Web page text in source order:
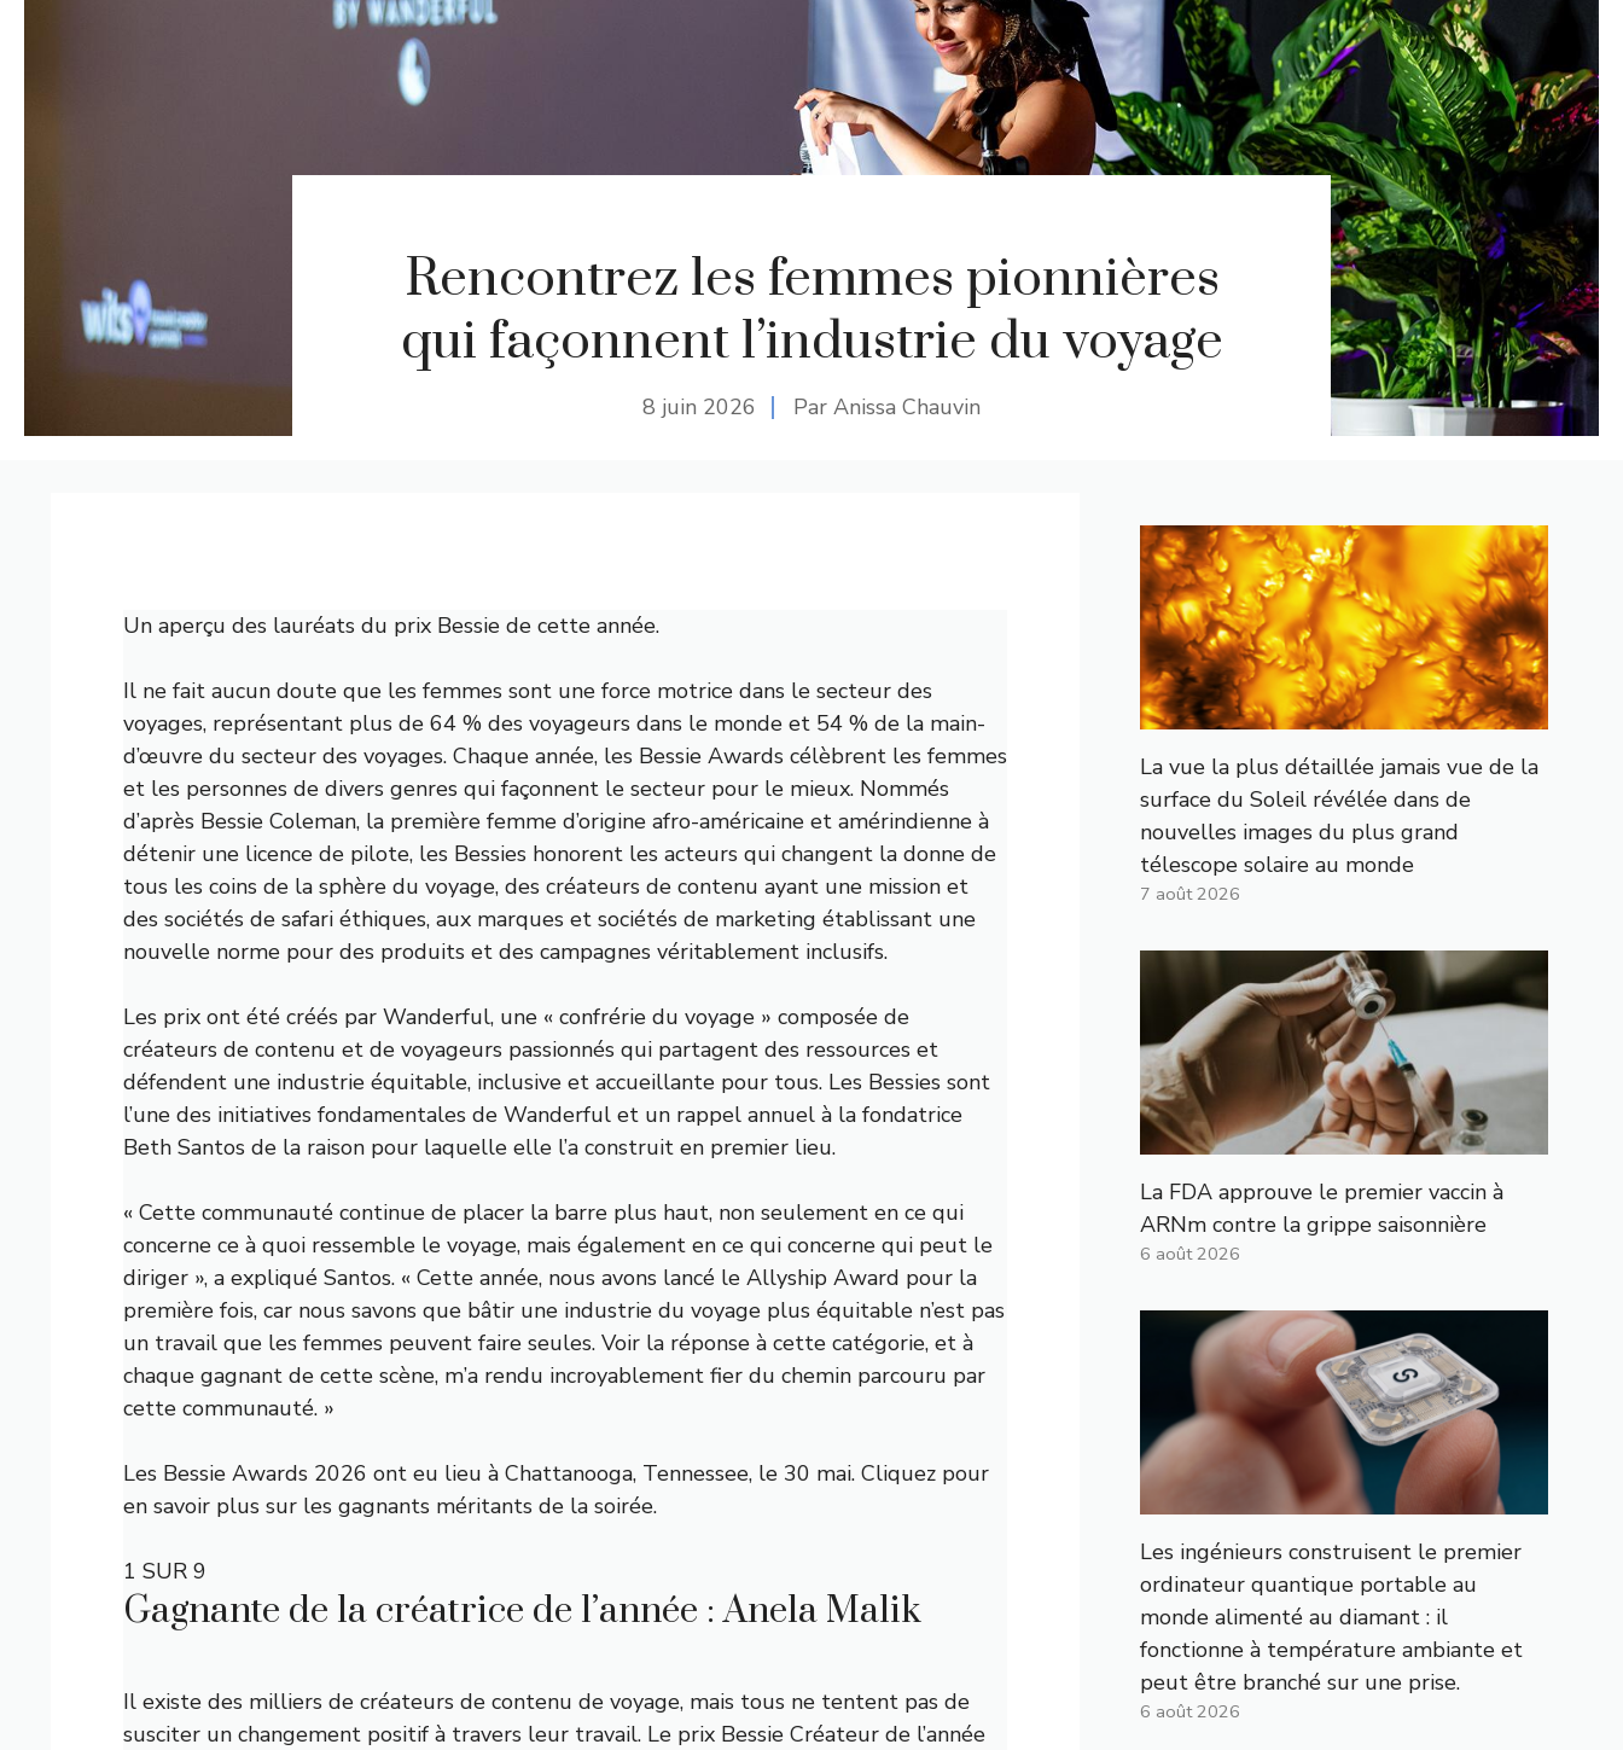
Rencontrez les femmes pionnières
qui façonnent l’industrie du voyage
8 juin 2026 Par Anissa Chauvin
Un aperçu des lauréats du prix Bessie de cette année.
Il ne fait aucun doute que les femmes sont une force motrice dans le secteur des
voyages, représentant plus de 64 % des voyageurs dans le monde et 54 % de la main-
d’œuvre du secteur des voyages. Chaque année, les Bessie Awards célèbrent les femmes
et les personnes de divers genres qui façonnent le secteur pour le mieux. Nommés
d’après Bessie Coleman, la première femme d’origine afro-américaine et amérindienne à
détenir une licence de pilote, les Bessies honorent les acteurs qui changent la donne de
tous les coins de la sphère du voyage, des créateurs de contenu ayant une mission et
des sociétés de safari éthiques, aux marques et sociétés de marketing établissant une
nouvelle norme pour des produits et des campagnes véritablement inclusifs.
Les prix ont été créés par Wanderful, une « confrérie du voyage » composée de
créateurs de contenu et de voyageurs passionnés qui partagent des ressources et
défendent une industrie équitable, inclusive et accueillante pour tous. Les Bessies sont
l’une des initiatives fondamentales de Wanderful et un rappel annuel à la fondatrice
Beth Santos de la raison pour laquelle elle l’a construit en premier lieu.
« Cette communauté continue de placer la barre plus haut, non seulement en ce qui
concerne ce à quoi ressemble le voyage, mais également en ce qui concerne qui peut le
diriger », a expliqué Santos. « Cette année, nous avons lancé le Allyship Award pour la
première fois, car nous savons que bâtir une industrie du voyage plus équitable n’est pas
un travail que les femmes peuvent faire seules. Voir la réponse à cette catégorie, et à
chaque gagnant de cette scène, m’a rendu incroyablement fier du chemin parcouru par
cette communauté. »
Les Bessie Awards 2026 ont eu lieu à Chattanooga, Tennessee, le 30 mai. Cliquez pour
en savoir plus sur les gagnants méritants de la soirée.
1 SUR 9
Gagnante de la créatrice de l’année : Anela Malik
Il existe des milliers de créateurs de contenu de voyage, mais tous ne tentent pas de
susciter un changement positif à travers leur travail. Le prix Bessie Créateur de l’année
La vue la plus détaillée jamais vue de la
surface du Soleil révélée dans de
nouvelles images du plus grand
télescope solaire au monde
7 août 2026
La FDA approuve le premier vaccin à
ARNm contre la grippe saisonnière
6 août 2026
Les ingénieurs construisent le premier
ordinateur quantique portable au
monde alimenté au diamant : il
fonctionne à température ambiante et
peut être branché sur une prise.
6 août 2026